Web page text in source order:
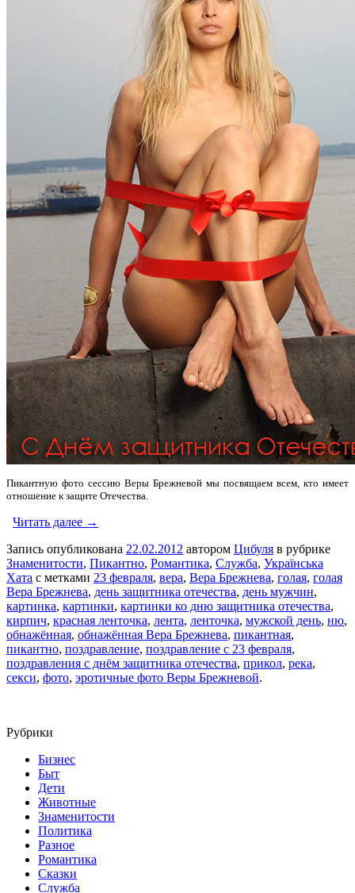
Пикантную фото сессию Веры Брежневой мы посвящаем всем, кто имеет
отношение к защите Отечества.
Читать далее →
Запись опубликована 22.02.2012 автором Цибуля в рубрике
Знаменитости, Пикантно, Романтика, Служба, Українська
Хата с метками 23 февраля, вера, Вера Брежнева, голая, голая
Вера Брежнева, день защитника отечества, день мужчин,
картинка, картинки, картинки ко дню защитника отечества,
кирпич, красная ленточка, лента, ленточка, мужской день, ню,
обнажённая, обнажённая Вера Брежнева, пикантная,
пикантно, поздравление, поздравление с 23 февраля,
поздравления с днём защитника отечества, прикол, река,
секси, фото, эротичные фото Веры Брежневой.
Рубрики
Бизнес
Быт
Дети
Животные
Знаменитости
Политика
Разное
Романтика
Сказки
Служба